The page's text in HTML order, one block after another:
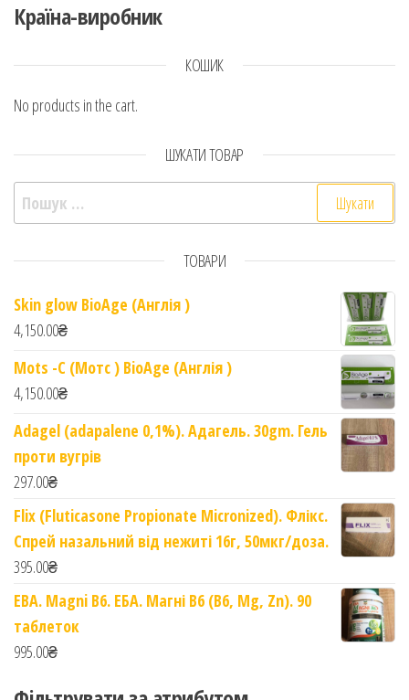
Країна-виробник
КОШИК
No products in the cart.
ШУКАТИ ТОВАР
Пошук:
ТОВАРИ
Skin glow BioAge (Англія )
4,150.00₴
Mots -C (Мотс ) BioAge (Англія )
4,150.00₴
Adagel (adapalene 0,1%). Адагель. 30gm. Гель
проти вугрів
297.00₴
Flix (Fluticasone Propionate Micronized). Флікс.
Спрей назальний від нежиті 16г, 50мкг/доза.
395.00₴
EBA. Magni B6. ЕБА. Магні B6 (B6, Mg, Zn). 90
таблеток
995.00₴